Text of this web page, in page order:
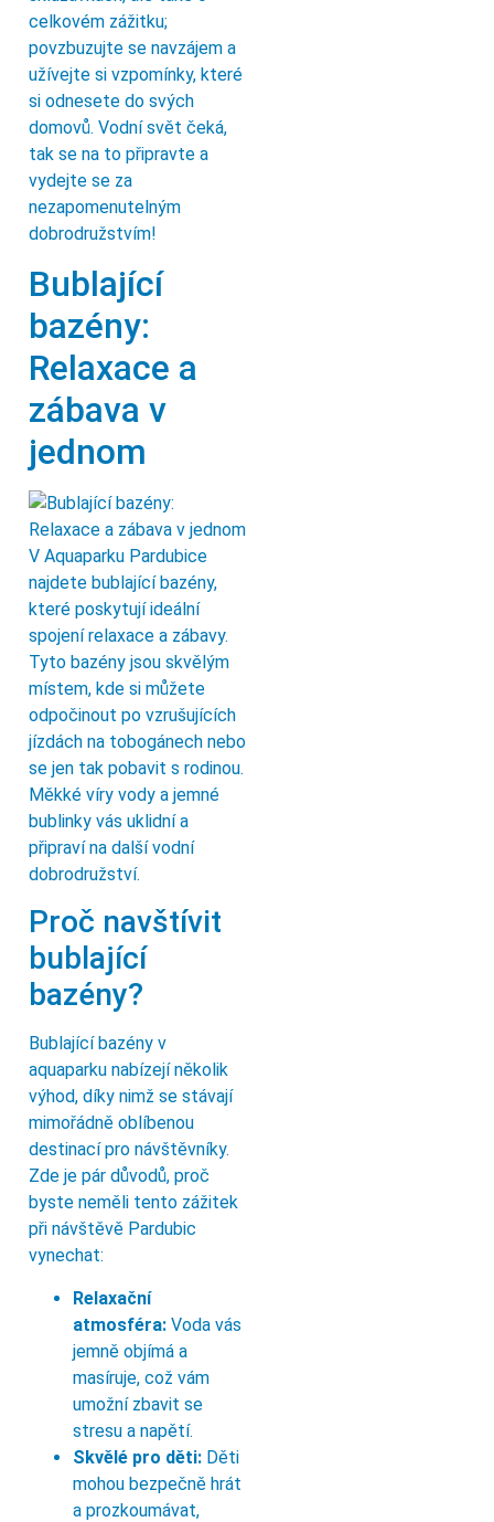
celkovém zážitku;
povzbuzujte se navzájem a
užívejte si vzpomínky, které
si odnesete do svých
domovů. Vodní svět čeká,
tak se na to připravte a
vydejte se za
nezapomenutelným
dobrodružstvím!
Bublající
bazény:
Relaxace a
zábava v
jednom
V Aquaparku Pardubice
najdete bublající bazény,
které poskytují ideální
spojení relaxace a zábavy.
Tyto bazény jsou skvělým
místem, kde si můžete
odpočinout po vzrušujících
jízdách na tobogánech nebo
se jen tak pobavit s rodinou.
Měkké víry vody a jemné
bublinky vás uklidní a
připraví na další vodní
dobrodružství.
Proč navštívit
bublající
bazény?
Bublající bazény v
aquaparku nabízejí několik
výhod, díky nimž se stávají
mimořádně oblíbenou
destinací pro návštěvníky.
Zde je pár důvodů, proč
byste neměli tento zážitek
při návštěvě Pardubic
vynechat:
Relaxační
atmosféra: Voda vás
jemně objímá a
masíruje, což vám
umožní zbavit se
stresu a napětí.
Skvělé pro děti: Děti
mohou bezpečně hrát
a prozkoumávat,